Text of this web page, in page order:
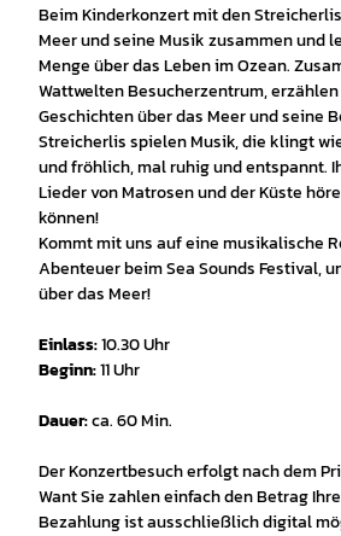
Beim Kinderkonzert mit den
Meer und seine Musik zusammen und
Menge über das Leben im Ozean.
Wattwelten Besucherzentrum,
Geschichten über das Meer und seine
Streicherlis spielen Musik, die klingt
und fröhlich, mal ruhig und entspannt.
Lieder von Matrosen und der Küste
können!
Kommt mit uns auf eine musikalische
Abenteuer beim Sea Sounds Festival,
über das Meer!
Einlass:10.30 Uhr
Beginn:11 Uhr
Dauer:ca. 60 Min.
Der Konzertbesuch erfolgt nach dem
Want Sie zahlen einfach den Betrag
Bezahlung ist ausschließlich digital